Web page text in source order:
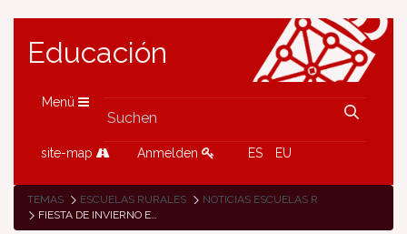
Educación
Menü
site-map Anmelden ES EU
TEMAS ESCUELAS RURALES
NOTICIAS ESCUELAS RURALES
FIESTA DE INVIERNO EN LA ESCUELA DE RONCAL